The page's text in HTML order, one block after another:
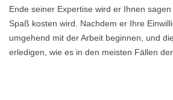
Ende seiner Expertise wird er Ihnen
Spaß kosten wird. Nachdem er Ihre
umgehend mit der Arbeit beginnen, und
erledigen, wie es in den meisten Fällen der